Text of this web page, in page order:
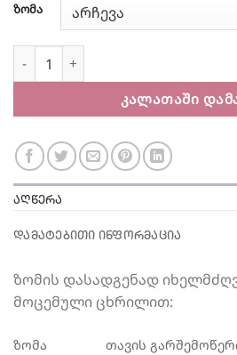
ზომა
რაოდენობა: სალათისფერი ქუდი
ᲙᲐᲚᲐᲗᲐᲨᲘ
ᲐᲦᲬᲔᲠᲐ
ᲓᲐᲛᲐᲢᲔᲑᲘᲗᲘ ᲘᲜᲤᲝᲠᲛᲐᲪᲘᲐ
ზომის დასადგენად
მოცემული ცხრილით:
ზომა
თავის